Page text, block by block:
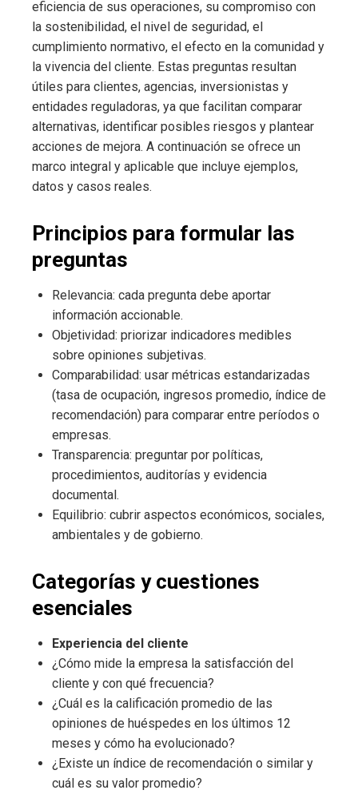
eficiencia de sus operaciones, su compromiso con
la sostenibilidad, el nivel de seguridad, el
cumplimiento normativo, el efecto en la comunidad y
la vivencia del cliente. Estas preguntas resultan
útiles para clientes, agencias, inversionistas y
entidades reguladoras, ya que facilitan comparar
alternativas, identificar posibles riesgos y plantear
acciones de mejora. A continuación se ofrece un
marco integral y aplicable que incluye ejemplos,
datos y casos reales.
Principios para formular las
preguntas
Relevancia: cada pregunta debe aportar
información accionable.
Objetividad: priorizar indicadores medibles
sobre opiniones subjetivas.
Comparabilidad: usar métricas estandarizadas
(tasa de ocupación, ingresos promedio, índice de
recomendación) para comparar entre períodos o
empresas.
Transparencia: preguntar por políticas,
procedimientos, auditorías y evidencia
documental.
Equilibrio: cubrir aspectos económicos, sociales,
ambientales y de gobierno.
Categorías y cuestiones
esenciales
Experiencia del cliente
¿Cómo mide la empresa la satisfacción del
cliente y con qué frecuencia?
¿Cuál es la calificación promedio de las
opiniones de huéspedes en los últimos 12
meses y cómo ha evolucionado?
¿Existe un índice de recomendación o similar y
cuál es su valor promedio?